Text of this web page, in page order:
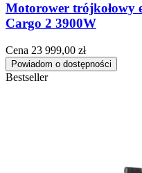
Motorower trójkołowy
Cargo 2 3900W
Cena 23 999,00 zł
Powiadom o dostępności
Bestseller